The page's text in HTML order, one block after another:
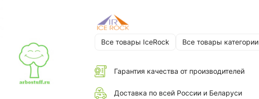
Все товары IceRock Все товары категории
Гарантия качества от производителей
Доставка по всей России и Беларуси